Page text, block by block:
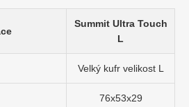
Summit Ultra Touch
L
Velký kufr velikost L
76x53x29